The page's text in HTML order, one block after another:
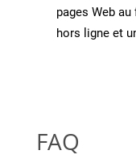
pages Web
hors ligne et
FAQ